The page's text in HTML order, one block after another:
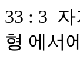
33 : 3
형 에서